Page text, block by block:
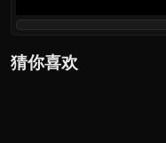
猜你喜欢